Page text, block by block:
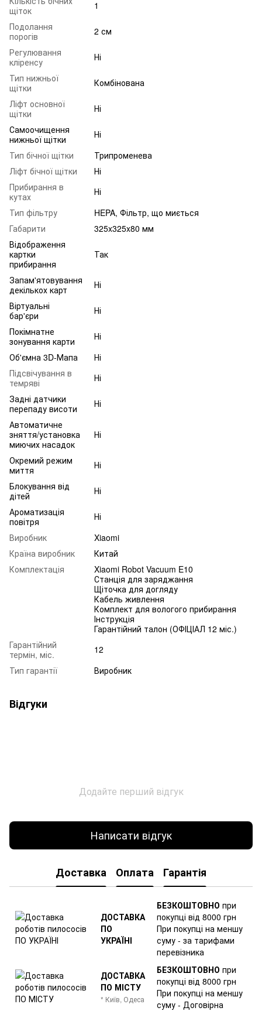
щіток
1
Подолання
порогів
2 см
Регулювання
кліренсу
Ні
Тип нижньої
щітки
Комбінована
Ліфт основної
щітки
Ні
Самоочищення
нижньої щітки
Ні
Тип бічної щітки
Трипроменева
Ліфт бічної щітки
Ні
Прибирання в
кутах
Ні
Тип фільтру
HEPA, Фільтр, що миється
Габарити
325x325x80 мм
Відображення
картки
прибирання
Так
Запам'ятовування
декількох карт
Ні
Віртуальні
бар'єри
Ні
Покімнатне
зонування карти
Ні
Об'ємна 3D-Мапа
Ні
Підсвічування в
темряві
Ні
Задні датчики
перепаду висоти
Ні
Автоматичне
зняття/установка
миючих насадок
Ні
Окремий режим
миття
Ні
Блокування від
дітей
Ні
Ароматизація
повітря
Ні
Виробник
Xiaomi
Країна виробник
Китай
Комплектація
Xiaomi Robot Vacuum E10
Станція для заряджання
Щіточка для догляду
Кабель живлення
Комплект для вологого прибирання
Інструкція
Гарантійний талон (ОФІЦІАЛ 12 міс.)
Гарантійний
термін, міс.
12
Тип гарантії
Виробник
Відгуки
Додайте перший відгук
Написати відгук
Доставка Оплата Гарантія
ДОСТАВКА
ПО
УКРАЇНІ
БЕЗКОШТОВНО при
покупці від 8000 грн
При покупці на меншу
суму - за тарифами
перевізника
ДОСТАВКА
ПО МІСТУ
* Київ, Одеса
БЕЗКОШТОВНО при
покупці від 8000 грн
При покупці на меншу
суму - Договірна